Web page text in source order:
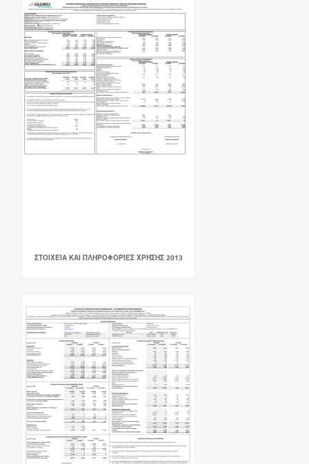
ΣΤΟΙΧΕΊΑ ΚΑΙ ΠΛΗΡΟΦΟΡΊΕΣ ΧΡΉΣΗΣ 2013